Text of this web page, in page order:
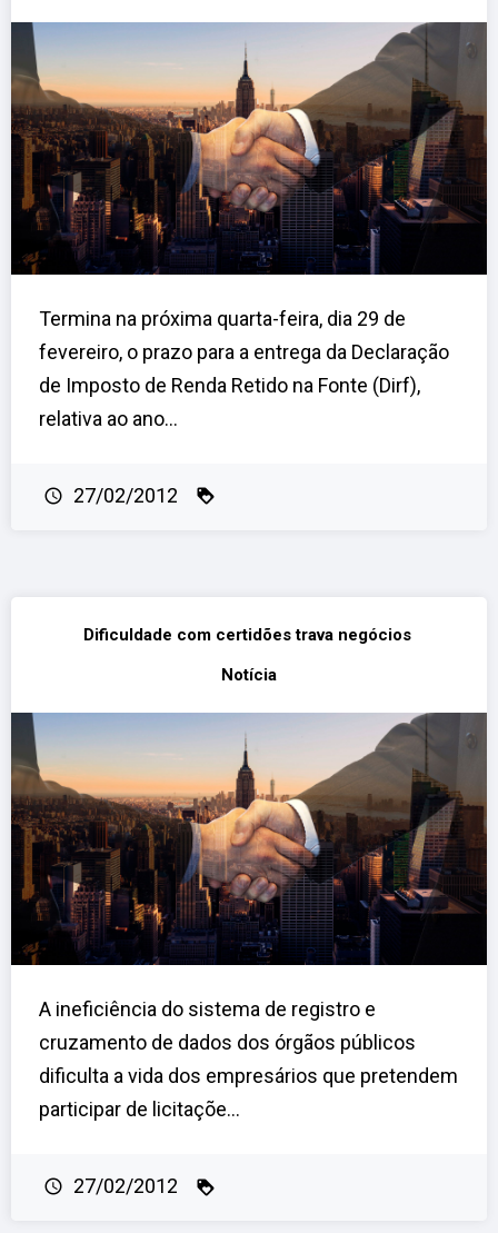
Termina na próxima quarta-feira, dia 29 de
fevereiro, o prazo para a entrega da Declaração
de Imposto de Renda Retido na Fonte (Dirf),
relativa ao ano...
27/02/2012
Dificuldade com certidões trava negócios
Notícia
A ineficiência do sistema de registro e
cruzamento de dados dos órgãos públicos
dificulta a vida dos empresários que pretendem
participar de licitaçõe...
27/02/2012